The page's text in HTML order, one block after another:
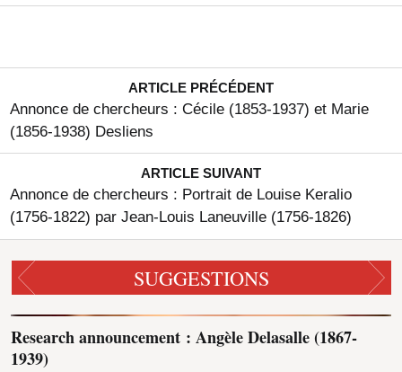
ARTICLE PRÉCÉDENT
Annonce de chercheurs : Cécile (1853-1937) et Marie
(1856-1938) Desliens
ARTICLE SUIVANT
Annonce de chercheurs : Portrait de Louise Keralio
(1756-1822) par Jean-Louis Laneuville (1756-1826)
SUGGESTIONS
Research announcement : Angèle Delasalle (1867-
1939)